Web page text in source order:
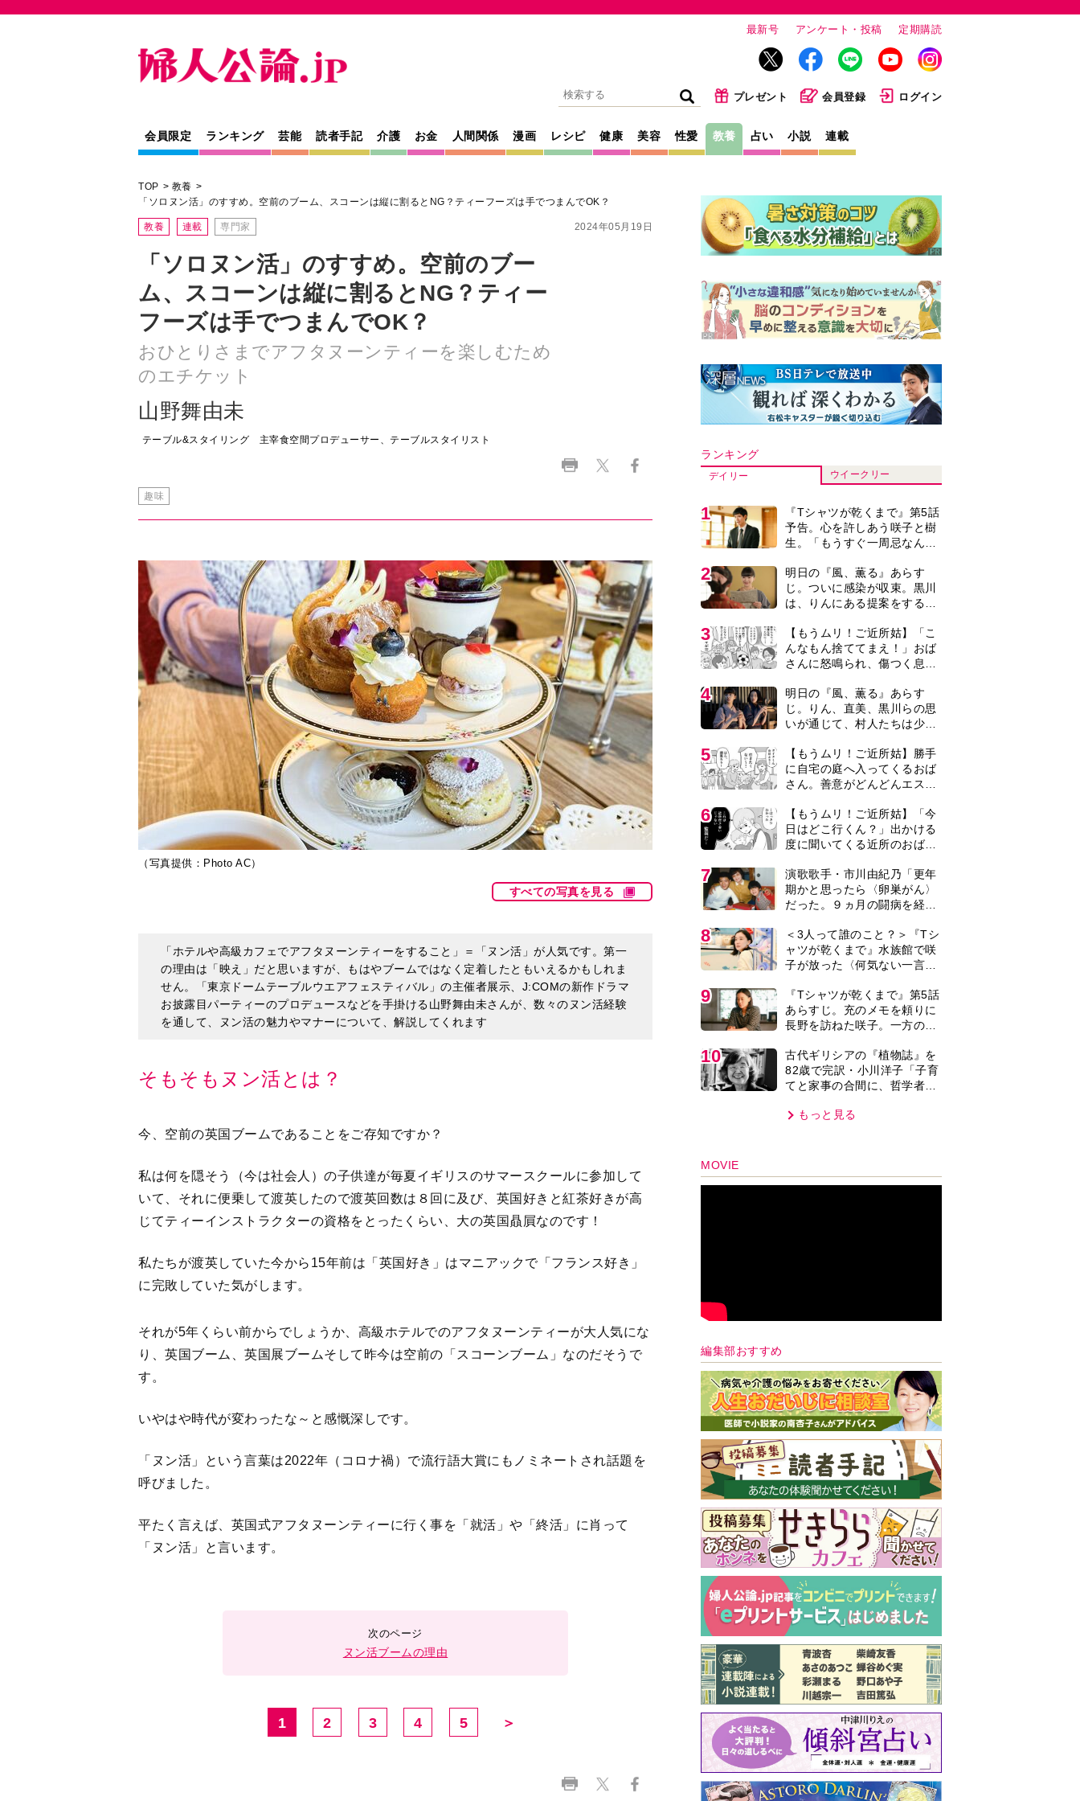
最新号 アンケート・投稿 定期購読
プレゼント 会員登録 ログイン
会員限定 ランキング 芸能 読者手記 介護 お金 人間関係 漫画 レシピ 健康 美容 性愛 教養 占い 小説 連載
TOP
教養
「ソロヌン活」のすすめ。空前のブーム、スコーンは縦に割るとNG？ティーフーズは手でつまんでOK？
2024年05月19日
教養 連載 専門家
「ソロヌン活」のすすめ。空前のブー
ム、スコーンは縦に割るとNG？ティー
フーズは手でつまんでOK？
おひとりさまでアフタヌーンティーを楽しむため
のエチケット
山野舞由未
テーブル&スタイリング 主宰食空間プロデューサー、テーブルスタイリスト
趣味
（写真提供：Photo AC）
すべての写真を見る
「ホテルや高級カフェでアフタヌーンティーをすること」＝「ヌン活」が人気です。第一
の理由は「映え」だと思いますが、もはやブームではなく定着したともいえるかもしれま
せん。「東京ドームテーブルウエアフェスティバル」の主催者展示、J:COMの新作ドラマ
お披露目パーティーのプロデュースなどを手掛ける山野舞由未さんが、数々のヌン活経験
を通して、ヌン活の魅力やマナーについて、解説してくれます
そもそもヌン活とは？
今、空前の英国ブームであることをご存知ですか？
私は何を隠そう（今は社会人）の子供達が毎夏イギリスのサマースクールに参加して
いて、それに便乗して渡英したので渡英回数は８回に及び、英国好きと紅茶好きが高
じてティーインストラクターの資格をとったくらい、大の英国贔屓なのです！
私たちが渡英していた今から15年前は「英国好き」はマニアックで「フランス好き」
に完敗していた気がします。
それが5年くらい前からでしょうか、高級ホテルでのアフタヌーンティーが大人気にな
り、英国ブーム、英国展ブームそして昨今は空前の「スコーンブーム」なのだそうで
す。
いやはや時代が変わったな～と感慨深しです。
「ヌン活」という言葉は2022年（コロナ禍）で流行語大賞にもノミネートされ話題を
呼びました。
平たく言えば、英国式アフタヌーンティーに行く事を「就活」や「終活」に肖って
「ヌン活」と言います。
ヌン活ブームの理由
1 2 3 4 5 ＞
ランキング
デイリー ウイークリー
1
『Tシャツが乾くまで』第5話
予告。心を許しあう咲子と樹
生。「もうすぐ一周忌なんで
レあり＞
2
明日の『風、薫る』あらす
じ。ついに感染が収束。黒川
は、りんにある提案をする＜
3
【もうムリ！ご近所姑】「こ
んなもん捨ててまえ！」おば
さんに怒鳴られ、傷つく息
【第3話】
4
明日の『風、薫る』あらす
じ。りん、直美、黒川らの思
いが通じて、村人たちは少し
バレあり＞
5
【もうムリ！ご近所姑】勝手
に自宅の庭へ入ってくるおば
さん。善意がどんどんエスカ
6
【もうムリ！ご近所姑】「今
日はどこ行くん？」出かける
度に聞いてくる近所のおばさ
まり…【第1話】
7
演歌歌手・市川由紀乃「更年
期かと思ったら〈卵巣がん〉
だった。９ヵ月の闘病を経て
紙を今も支えに」【2026上半
期BEST】
8
＜3人って誰のこと？＞『Tシ
ャツが乾くまで』水族館で咲
子が放った〈何気ない一言〉
線？」「子どもの話だと…」
9
『Tシャツが乾くまで』第5話
あらすじ。充のメモを頼りに
長野を訪ねた咲子。一方の樹
タバレあり＞
10
古代ギリシアの『植物誌』を
82歳で完訳・小川洋子「子育
てと家事の合間に、哲学者テ
年」もっと見る
MOVIE
編集部おすすめ